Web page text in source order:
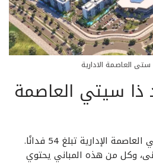
العاصمة الادارية
سيتي العاصمة
مساحة كمبوند ذا سيتي في العاصمة الإدارية تبلغ 54 فدانًا.
الكمبوند من 138 مبنى، وكل من هذه المباني يحتوي